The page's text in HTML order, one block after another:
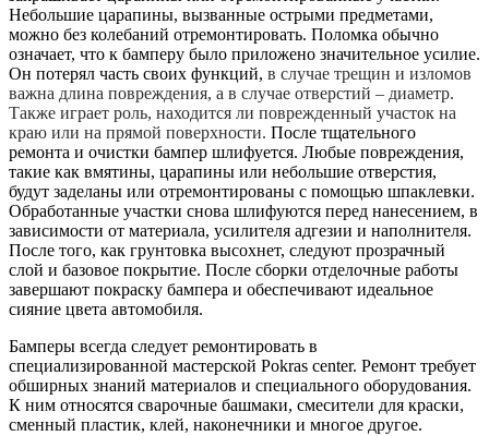
Небольшие царапины, вызванные острыми предметами,
можно без колебаний отремонтировать. Поломка обычно
означает, что к бамперу было приложено значительное усилие.
Он потерял часть своих функций, в случае трещин и изломов
важна длина повреждения, а в случае отверстий – диаметр.
Также играет роль, находится ли поврежденный участок на
краю или на прямой поверхности. После тщательного
ремонта и очистки бампер шлифуется. Любые повреждения,
такие как вмятины, царапины или небольшие отверстия,
будут заделаны или отремонтированы с помощью шпаклевки.
Обработанные участки снова шлифуются перед нанесением, в
зависимости от материала, усилителя адгезии и наполнителя.
После того, как грунтовка высохнет, следуют прозрачный
слой и базовое покрытие. После сборки отделочные работы
завершают покраску бампера и обеспечивают идеальное
сияние цвета автомобиля.
Бамперы всегда следует ремонтировать в
специализированной мастерской Pokras center. Ремонт требует
обширных знаний материалов и специального оборудования.
К ним относятся сварочные башмаки, смесители для краски,
сменный пластик, клей, наконечники и многое другое.